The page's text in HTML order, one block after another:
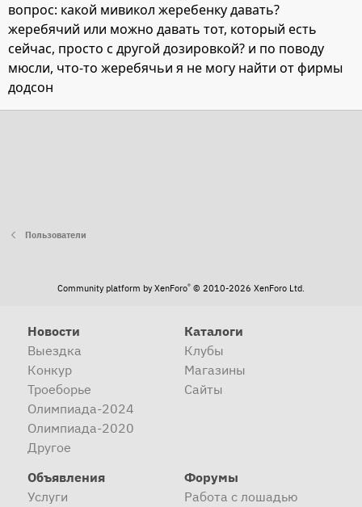
вопрос: какой мивикол жеребенку давать?
жеребячий или можно давать тот, который есть
сейчас, просто с другой дозировкой? и по поводу
мюсли, что-то жеребячьи я не могу найти от фирмы
додсон
Пользователи
Community platform by XenForo® © 2010-2026 XenForo Ltd.
Новости
Выездка
Конкур
Троеборье
Олимпиада-2024
Олимпиада-2020
Другое
Каталоги
Клубы
Магазины
Сайты
Объявления
Услуги
Форумы
Работа с лошадью